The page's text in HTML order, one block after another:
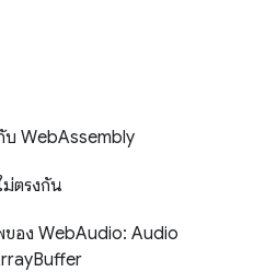
บ WebAssembly
ม่ตรงกัน
อง WebAudio: Audio